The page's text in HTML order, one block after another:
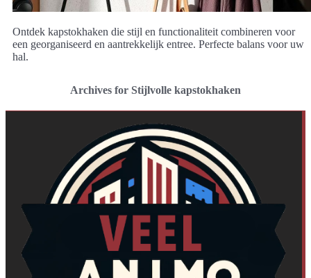
Ontdek kapstokhaken die stijl en functionaliteit combineren voor
een georganiseerd en aantrekkelijk entree. Perfecte balans voor uw
hal.
Archives for Stijlvolle kapstokhaken